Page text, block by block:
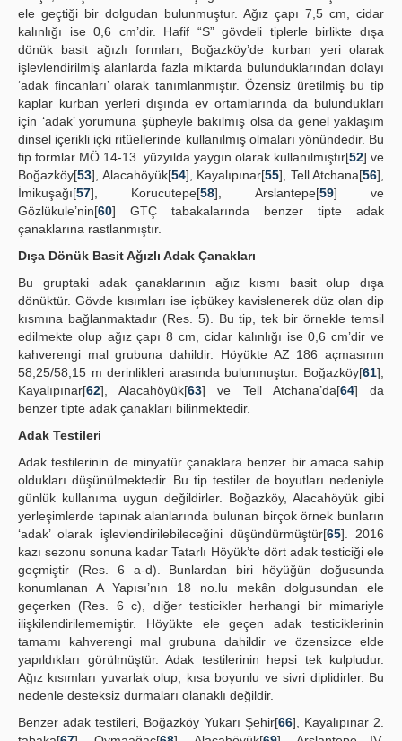
ele geçtiği bir dolgudan bulunmuştur. Ağız çapı 7,5 cm, cidar
kalınlığı ise 0,6 cm’dir. Hafif “S” gövdeli tiplerle birlikte dışa
dönük basit ağızlı formları, Boğazköy’de kurban yeri olarak
işlevlendirilmiş alanlarda fazla miktarda bulunduklarından dolayı
‘adak fincanları’ olarak tanımlanmıştır. Özensiz üretilmiş bu tip
kaplar kurban yerleri dışında ev ortamlarında da bulundukları
için ‘adak’ yorumuna şüpheyle bakılmış olsa da genel yaklaşım
dinsel içerikli içki ritüellerinde kullanılmış olmaları yönündedir. Bu
tip formlar MÖ 14-13. yüzyılda yaygın olarak kullanılmıştır[52] ve
Boğazköy[53], Alacahöyük[54], Kayalıpınar[55], Tell Atchana[56],
İmikuşağı[57], Korucutepe[58], Arslantepe[59] ve
Gözlükule’nin[60] GTÇ tabakalarında benzer tipte adak
çanaklarına rastlanmıştır.
Dışa Dönük Basit Ağızlı Adak Çanakları
Bu gruptaki adak çanaklarının ağız kısmı basit olup dışa
dönüktür. Gövde kısımları ise içbükey kavislenerek düz olan dip
kısmına bağlanmaktadır (Res. 5). Bu tip, tek bir örnekle temsil
edilmekte olup ağız çapı 8 cm, cidar kalınlığı ise 0,6 cm’dir ve
kahverengi mal grubuna dahildir. Höyükte AZ 186 açmasının
58,25/58,15 m derinlikleri arasında bulunmuştur. Boğazköy[61],
Kayalıpınar[62], Alacahöyük[63] ve Tell Atchana’da[64] da
benzer tipte adak çanakları bilinmektedir.
Adak Testileri
Adak testilerinin de minyatür çanaklara benzer bir amaca sahip
oldukları düşünülmektedir. Bu tip testiler de boyutları nedeniyle
günlük kullanıma uygun değildirler. Boğazköy, Alacahöyük gibi
yerleşimlerde tapınak alanlarında bulunan birçok örnek bunların
‘adak’ olarak işlevlendirilebileceğini düşündürmüştür[65]. 2016
kazı sezonu sonuna kadar Tatarlı Höyük’te dört adak testiciği ele
geçmiştir (Res. 6 a-d). Bunlardan biri höyüğün doğusunda
konumlanan A Yapısı’nın 18 no.lu mekân dolgusundan ele
geçerken (Res. 6 c), diğer testicikler herhangi bir mimariyle
ilişkilendirilememiştir. Höyükte ele geçen adak testiciklerinin
tamamı kahverengi mal grubuna dahildir ve özensizce elde
yapıldıkları görülmüştür. Adak testilerinin hepsi tek kulpludur.
Ağız kısımları yuvarlak olup, kısa boyunlu ve sivri diplidirler. Bu
nedenle desteksiz durmaları olanaklı değildir.
Benzer adak testileri, Boğazköy Yukarı Şehir[66], Kayalıpınar 2.